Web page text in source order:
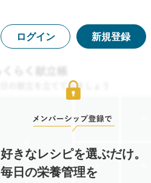
ログイン 新規登録
好きなレシピを選ぶだけ。
毎日の栄養管理を